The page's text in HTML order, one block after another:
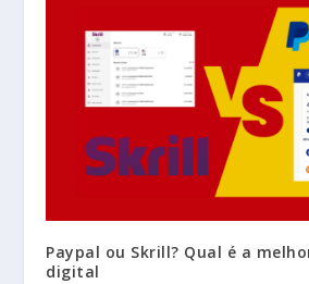
Paypal ou Skrill? Qual é a
digital